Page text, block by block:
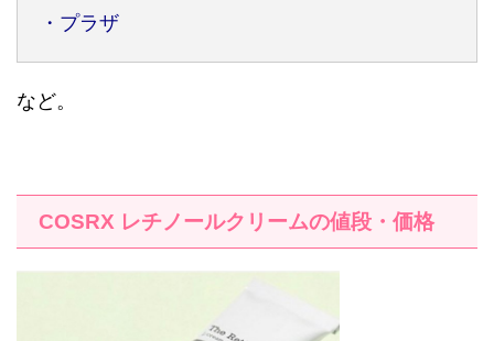
・プラザ
など。
COSRX レチノールクリームの値段・価格